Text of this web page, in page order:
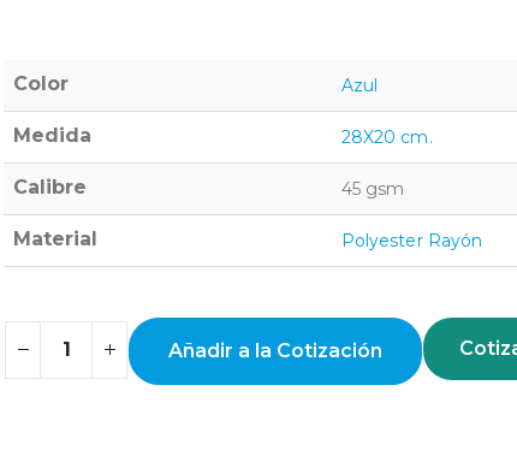
Color Azul
Medida 28X20 cm.
Calibre 45 gsm
Material Polyester Rayón
Añadir a la Cotización